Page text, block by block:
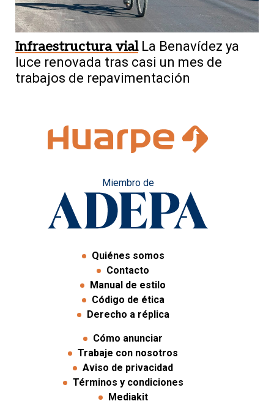
Infraestructura vial La Benavídez ya
luce renovada tras casi un mes de
trabajos de repavimentación
Miembro de
Quiénes somos
Contacto
Manual de estilo
Código de ética
Derecho a réplica
Cómo anunciar
Trabaje con nosotros
Aviso de privacidad
Términos y condiciones
Mediakit